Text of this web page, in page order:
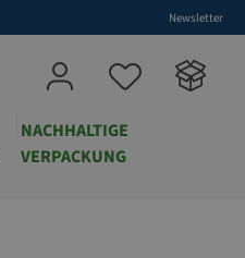
Newsletter
NACHHALTIGE
VERPACKUNG